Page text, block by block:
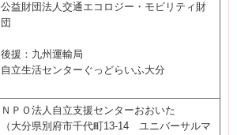
公益財団法人交通エコロジー・モビリティ財
団
後援：九州運輸局
自立生活センターぐっどらいふ大分
ＮＰＯ法人自立支援センターおおいた
（大分県別府市千代町13-14 ユニバーサルマ